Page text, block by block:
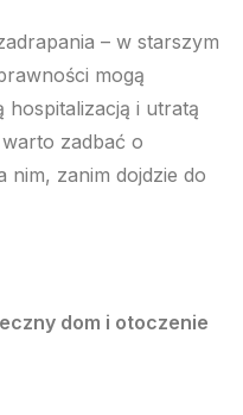
– w starszym
mogą
hospitalizacją i utratą
warto zadbać o
nim, zanim dojdzie do
dom i otoczenie